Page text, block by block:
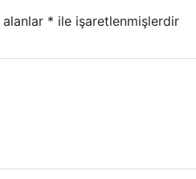
* ile işaretlenmişlerdir